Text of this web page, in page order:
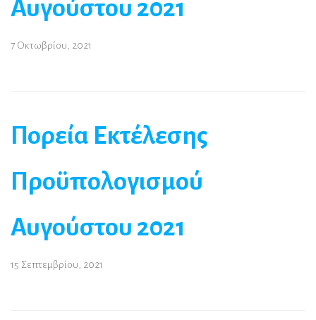
Αυγούστου 2021
7 Οκτωβρίου, 2021
Πορεία Εκτέλεσης
Προϋπολογισμού
Αυγούστου 2021
15 Σεπτεμβρίου, 2021